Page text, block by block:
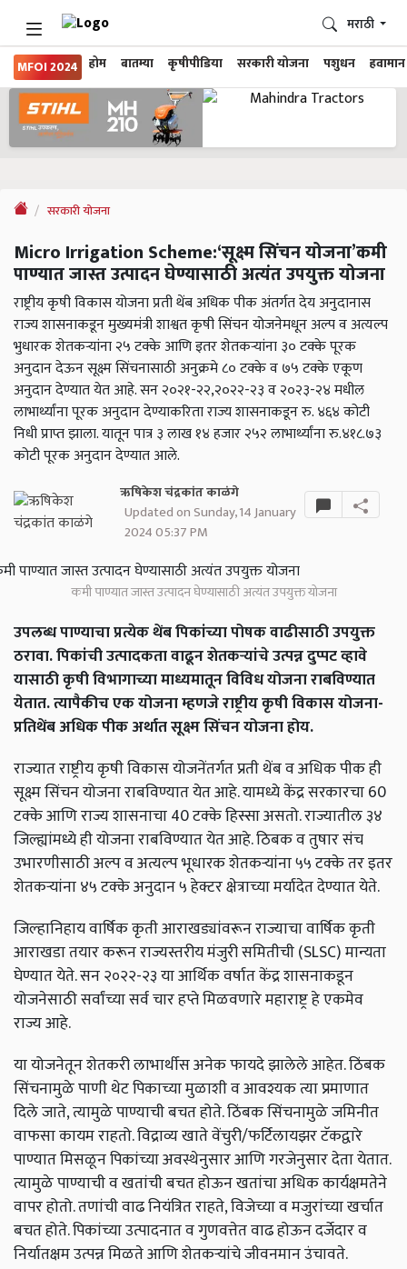
MFOI 2024 होम बातम्या कृषीपीडिया सरकारी योजना पशुधन हवामान
मराठी
सरकारी योजना
Micro Irrigation Scheme:‘सूक्ष्म सिंचन योजना’कमी
पाण्यात जास्त उत्पादन घेण्यासाठी अत्यंत उपयुक्त योजना
राष्ट्रीय कृषी विकास योजना प्रती थेंब अधिक पीक अंतर्गत देय अनुदानास
राज्य शासनाकडून मुख्यमंत्री शाश्वत कृषी सिंचन योजनेमधून अल्प व अत्यल्प
भुधारक शेतकऱ्यांना २५ टक्के आणि इतर शेतकऱ्यांना ३० टक्के पूरक
अनुदान देऊन सूक्ष्म सिंचनासाठी अनुक्रमे ८० टक्के व ७५ टक्के एकूण
अनुदान देण्यात येत आहे. सन २०२१-२२,२०२२-२३ व २०२३-२४ मधील
लाभार्थ्यांना पूरक अनुदान देण्याकरिता राज्य शासनाकडून रु. ४६४ कोटी
निधी प्राप्त झाला. यातून पात्र ३ लाख १४ हजार २५२ लाभार्थ्यांना रु.४१८.७३
कोटी पूरक अनुदान देण्यात आले.
ऋषिकेश चंद्रकांत काळंगे
Updated on Sunday, 14 January
2024 05:37 PM
कमी पाण्यात जास्त उत्पादन घेण्यासाठी अत्यंत उपयुक्त योजना
उपलब्ध पाण्याचा प्रत्येक थेंब पिकांच्या पोषक वाढीसाठी उपयुक्त
ठरावा. पिकांची उत्पादकता वाढून शेतकऱ्यांचे उत्पन्न दुप्पट व्हावे
यासाठी कृषी विभागाच्या माध्यमातून विविध योजना राबविण्यात
येतात. त्यापैकीच एक योजना म्हणजे राष्ट्रीय कृषी विकास योजना-
प्रतिथेंब अधिक पीक अर्थात सूक्ष्म सिंचन योजना होय.
राज्यात राष्ट्रीय कृषी विकास योजनेंतर्गत प्रती थेंब व अधिक पीक ही
सूक्ष्म सिंचन योजना राबविण्यात येत आहे. यामध्ये केंद्र सरकारचा 60
टक्के आणि राज्य शासनाचा 40 टक्के हिस्सा असतो. राज्यातील ३४
जिल्ह्यांमध्ये ही योजना राबविण्यात येत आहे. ठिबक व तुषार संच
उभारणीसाठी अल्प व अत्यल्प भूधारक शेतकऱ्यांना ५५ टक्के तर इतर
शेतकऱ्यांना ४५ टक्के अनुदान ५ हेक्टर क्षेत्राच्या मर्यादेत देण्यात येते.
जिल्हानिहाय वार्षिक कृती आराखड्यांवरून राज्याचा वार्षिक कृती
आराखडा तयार करून राज्यस्तरीय मंजुरी समितीची (SLSC) मान्यता
घेण्यात येते. सन २०२२-२३ या आर्थिक वर्षात केंद्र शासनाकडून
योजनेसाठी सर्वांच्या सर्व चार हप्ते मिळवणारे महाराष्ट्र हे एकमेव
राज्य आहे.
या योजनेतून शेतकरी लाभार्थीस अनेक फायदे झालेले आहेत. ठिंबक
सिंचनामुळे पाणी थेट पिकाच्या मुळाशी व आवश्यक त्या प्रमाणात
दिले जाते, त्यामुळे पाण्याची बचत होते. ठिंबक सिंचनामुळे जमिनीत
वाफसा कायम राहतो. विद्राव्य खाते वेंचुरी/फर्टिलायझर टॅकद्वारे
पाण्यात मिसळून पिकांच्या अवस्थेनुसार आणि गरजेनुसार देता येतात.
त्यामुळे पाण्याची व खतांची बचत होऊन खतांचा अधिक कार्यक्षमतेने
वापर होतो. तणांची वाढ नियंत्रित राहते, विजेच्या व मजुरांच्या खर्चात
बचत होते. पिकांच्या उत्पादनात व गुणवत्तेत वाढ होऊन दर्जेदार व
निर्यातक्षम उत्पन्न मिळते आणि शेतकऱ्यांचे जीवनमान उंचावते.